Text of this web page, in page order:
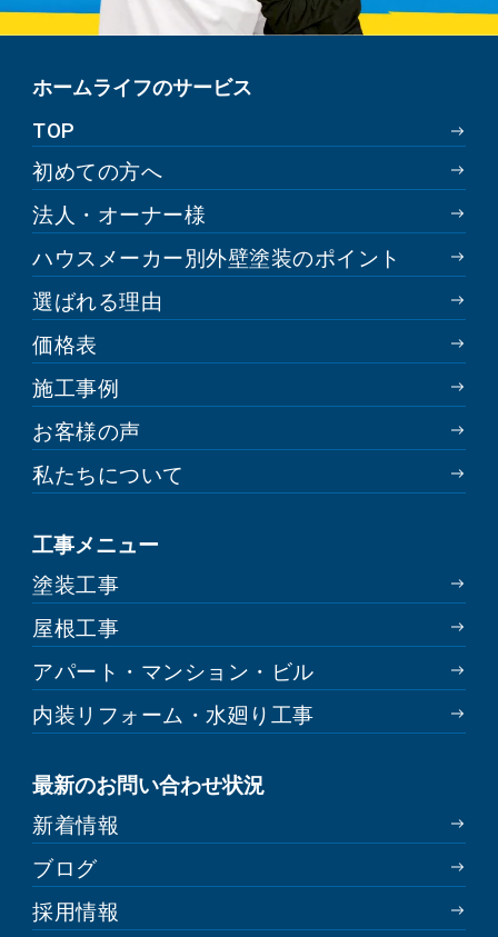
ホームライフのサービス
TOP
初めての方へ
法人・オーナー様
ハウスメーカー別外壁塗装のポイント
選ばれる理由
価格表
施工事例
お客様の声
私たちについて
工事メニュー
塗装工事
屋根工事
アパート・マンション・ビル
内装リフォーム・水廻り工事
最新のお問い合わせ状況
新着情報
ブログ
採用情報